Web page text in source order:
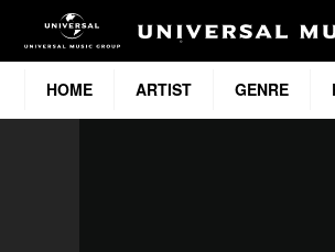
HOME ARTIST GENRE